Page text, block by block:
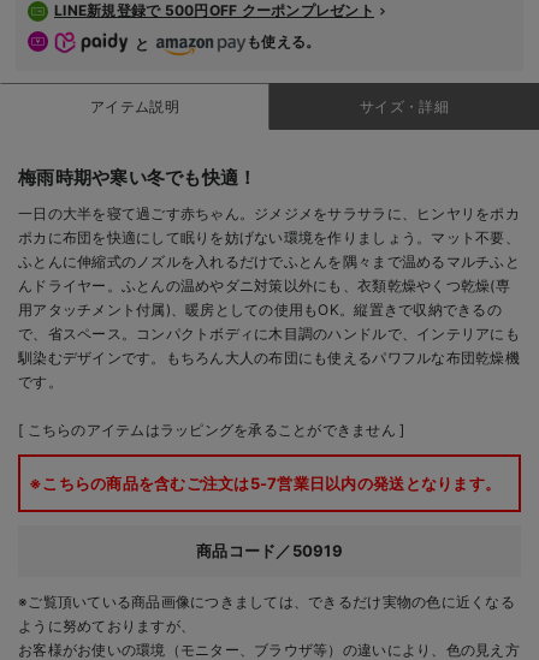
LINE新規登録で 500円OFF クーポンプレゼント
と
も使える。
アイテム説明 サイズ・詳細
梅雨時期や寒い冬でも快適！
一日の大半を寝て過ごす赤ちゃん。ジメジメをサラサラに、ヒンヤリをポカ
ポカに布団を快適にして眠りを妨げない環境を作りましょう。マット不要、
ふとんに伸縮式のノズルを入れるだけでふとんを隅々まで温めるマルチふと
んドライヤー。ふとんの温めやダニ対策以外にも、衣類乾燥やくつ乾燥(専
用アタッチメント付属)、暖房としての使用もOK。縦置きで収納できるの
で、省スペース。コンパクトボディに木目調のハンドルで、インテリアにも
馴染むデザインです。もちろん大人の布団にも使えるパワフルな布団乾燥機
です。
[ こちらのアイテムはラッピングを承ることができません ]
※こちらの商品を含むご注文は5-7営業日以内の発送となります。
商品コード／50919
※ご覧頂いている商品画像につきましては、できるだけ実物の色に近くなる
ように努めておりますが、
お客様がお使いの環境（モニター、ブラウザ等）の違いにより、色の見え方